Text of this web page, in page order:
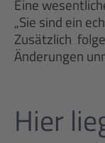
Eine
„Sie sind ein
Zusätzlich
Änderungen
Hier